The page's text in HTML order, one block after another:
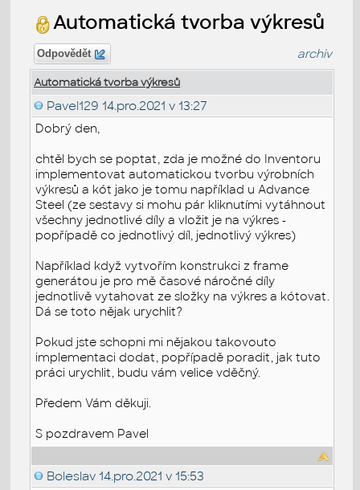
Automatická tvorba výkresů
Odpovědět archiv
Automatická tvorba výkresů
Pavel129 14.pro.2021 v 13:27
Dobrý den,
chtěl bych se poptat, zda je možné do Inventoru
implementovat automatickou tvorbu výrobních
výkresů a kót jako je tomu například u Advance
Steel (ze sestavy si mohu pár kliknutími vytáhnout
všechny jednotlivé díly a vložit je na výkres -
popřípadě co jednotlivý díl, jednotlivý výkres)
Například když vytvořím konstrukci z frame
generátou je pro mě časové náročné díly
jednotlivě vytahovat ze složky na výkres a kótovat.
Dá se toto nějak urychlit?
Pokud jste schopni mi nějakou takovouto
implementaci dodat, popřípadě poradit, jak tuto
práci urychlit, budu vám velice vděčný.
Předem Vám děkuji.
S pozdravem Pavel
Boleslav 14.pro.2021 v 15:53